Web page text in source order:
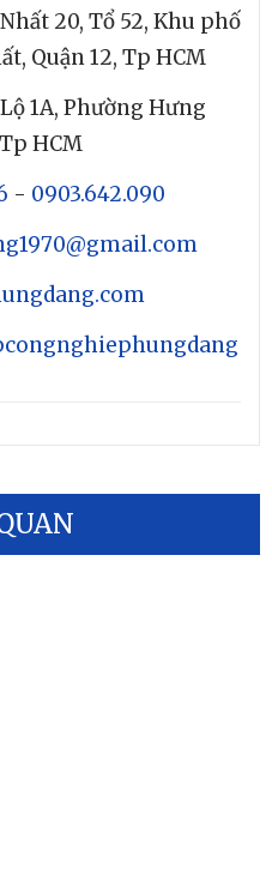
20, Tổ 52, Khu phố
Quận 12, Tp HCM
1A, Phường Hưng
HCM
- 0903.642.090